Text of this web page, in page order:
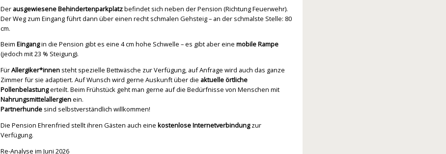
Der ausgewiesene Behindertenparkplatzbefindet sich neben der Pension (Richtung Feuerwehr).
Der Weg zum Eingang führt dann über einen recht schmalen Gehsteig – an der schmalste Stelle: 80
cm.
Beim Eingangin die Pension gibt es eine 4 cm hohe Schwelle – es gibt aber eine mobile Rampe
(jedoch mit 23 % Steigung).
FürAllergiker*innensteht spezielle Bettwäsche zur Verfügung, auf Anfrage wird auch das ganze
Zimmer für sie adaptiert. Auf Wunsch wird gerne Auskunft über die aktuelle örtliche
Pollenbelastungerteilt. Beim Frühstück geht man gerne auf die Bedürfnisse von Menschen mit
Nahrungsmittelallergienein.
Partnerhundesind selbstverständlich willkommen!
Die Pension Ehrenfried stellt ihren Gästen auch eine kostenlose Internetverbindungzur
Verfügung.
Re-Analyse im Juni 2026